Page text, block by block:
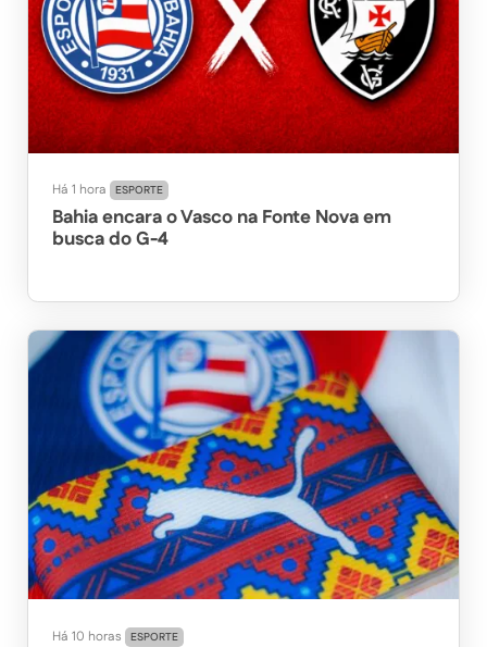
Há 1 hora ESPORTE
Bahia encara o Vasco na Fonte Nova em
busca do G-4
Há 10 horas ESPORTE